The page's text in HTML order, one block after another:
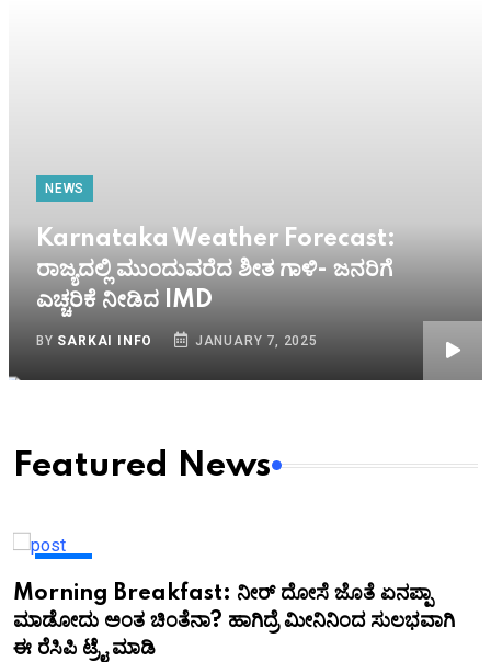
NEWS
Karnataka Weather Forecast:
ರಾಜ್ಯದಲ್ಲಿ ಮುಂದುವರೆದ ಶೀತ ಗಾಳಿ- ಜನರಿಗೆ
ಎಚ್ಚರಿಕೆ ನೀಡಿದ IMD
BY SARKAI INFO JANUARY 7, 2025
Featured News
Morning Breakfast: ನೀರ್ ದೋಸೆ ಜೊತೆ ಏನಪ್ಪಾ
ಮಾಡೋದು ಅಂತ ಚಿಂತೆನಾ? ಹಾಗಿದ್ರೆ ಮೀನಿನಿಂದ ಸುಲಭವಾಗಿ
ಈ ರೆಸಿಪಿ ಟ್ರೈ ಮಾಡಿ